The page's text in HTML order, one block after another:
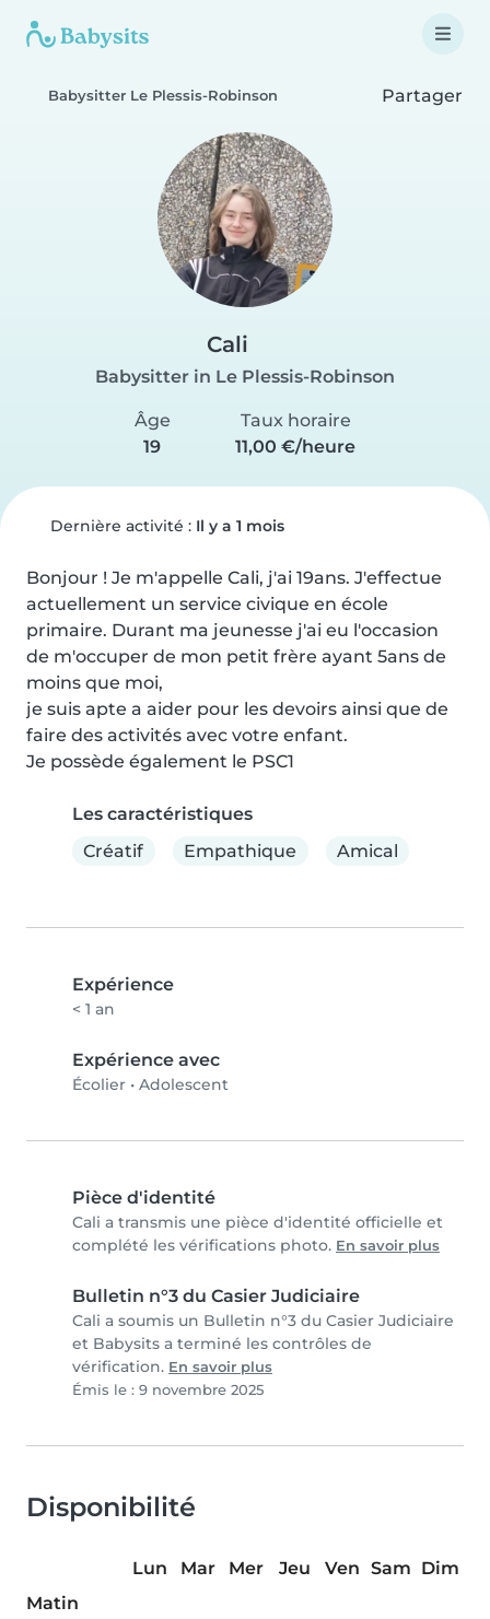
Babysitter Le Plessis-Robinson Partager
Cali
Babysitter in Le Plessis-Robinson
Âge
19
Taux horaire
11,00 €/heure
Dernière activité : Il y a 1 mois
Bonjour ! Je m'appelle Cali, j'ai 19ans. J'effectue
actuellement un service civique en école
primaire. Durant ma jeunesse j'ai eu l'occasion
de m'occuper de mon petit frère ayant 5ans de
moins que moi,
je suis apte a aider pour les devoirs ainsi que de
faire des activités avec votre enfant.
Je possède également le PSC1
Les caractéristiques
Créatif
Empathique Amical
Expérience
< 1 an
Expérience avec
Écolier • Adolescent
Pièce d'identité
Cali a transmis une pièce d'identité officielle et
complété les vérifications photo. En savoir plus
Bulletin n°3 du Casier Judiciaire
Cali a soumis un Bulletin n°3 du Casier Judiciaire
et Babysits a terminé les contrôles de
vérification. En savoir plus
Émis le : 9 novembre 2025
Disponibilité
Lun Mar Mer Jeu Ven Sam Dim
Matin